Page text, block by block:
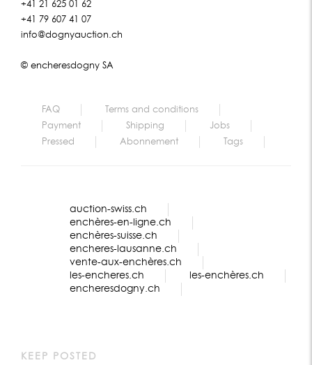
+41 21 625 01 62
+41 79 607 41 07
info@dognyauction.ch
© encheresdogny SA
FAQ
Terms and conditions
Payment
Shipping
Jobs
Pressed
Abonnement Tags
auction-swiss.ch
enchères-en-ligne.ch
enchères-suisse.ch
encheres-lausanne.ch
vente-aux-enchères.ch
les-encheres.ch
les-enchères.ch
encheresdogny.ch
KEEP POSTED